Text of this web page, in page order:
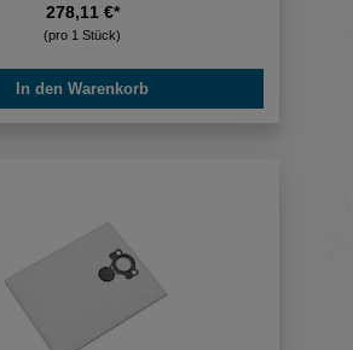
278,11 €*
(pro 1 Stück)
In den Warenkorb